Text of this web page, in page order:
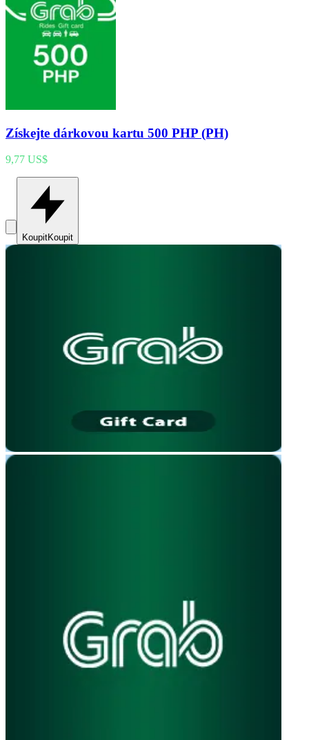
Získejte dárkovou kartu 500 PHP (PH)
9,77 US$
KoupitKoupit